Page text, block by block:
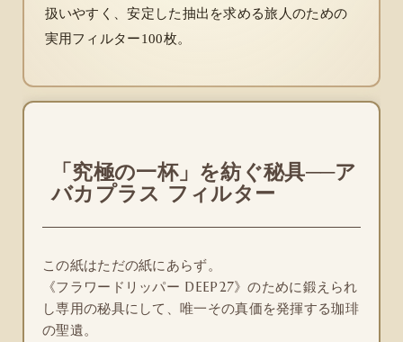
扱いやすく、安定した抽出を求める旅人のための
実用フィルター100枚。
「究極の一杯」を紡ぐ秘具──ア
バカプラス フィルター
この紙はただの紙にあらず。
《フラワードリッパー DEEP27》のために鍛えられ
し専用の秘具にして、唯一その真価を発揮する珈琲
の聖遺。